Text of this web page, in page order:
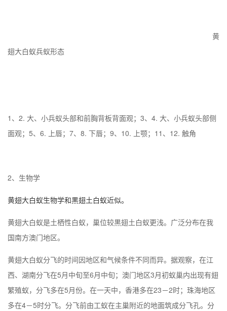
黄
翅大白蚁兵蚁形态
1、2. 大、小兵蚁头部和前胸背板背面观；3、4. 大、小兵蚁头部侧
面观；5、6. 上唇；7、8. 下唇；9、10. 上颚；11、12. 触角
2、生物学
黄翅大白蚁生物学和黒翅土白蚁近似。
黄翅大白蚁是土栖性白蚁，巢位较黒翅土白蚁更浅。广泛分布在我
国南方澳门地区。
黄翅大白蚁分飞的时间因地区和气候条件不同而异。据观察，在江
西、湖南分飞在5月中旬至6月中旬； 澳门地区3月初蚁巢内出现有翅
繁殖蚁，分飞多在5月份。在一天中，香港多在23－2时；珠海地区
多在4－5时分飞。分飞前由工蚁在主巢附近的地面筑成分飞孔。分